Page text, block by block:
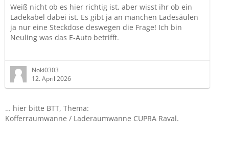
Weiß nicht ob es hier richtig ist, aber wisst ihr ob ein
Ladekabel dabei ist. Es gibt ja an manchen Ladesäulen
ja nur eine Steckdose deswegen die Frage! Ich bin
Neuling was das E-Auto betrifft.
Danke
Noki0303
12. April 2026
… hier bitte BTT, Thema:
Kofferraumwanne / Laderaumwanne CUPRA Raval.